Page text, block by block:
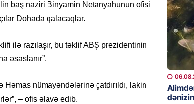
baş naziri Binyamin Netanyahunun ofisi
Dohada qalacaqlar.
ilə razılaşır, bu təklif ABŞ prezidentinin
əsaslanır”.
nümayəndələrinə çatdırıldı, lakin
– ofis əlavə edib.
GÜNDƏM
David
bağlı